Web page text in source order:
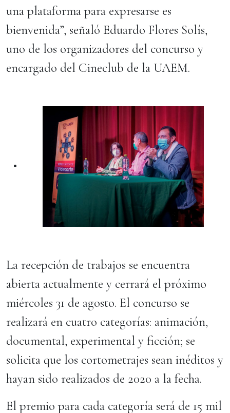
una plataforma para expresarse es
bienvenida”, señaló Eduardo Flores Solís,
uno de los organizadores del concurso y
encargado del Cineclub de la UAEM.
La recepción de trabajos se encuentra
abierta actualmente y cerrará el próximo
miércoles 31 de agosto. El concurso se
realizará en cuatro categorías: animación,
documental, experimental y ficción; se
solicita que los cortometrajes sean inéditos y
hayan sido realizados de 2020 a la fecha.
El premio para cada categoría será de 15 mil